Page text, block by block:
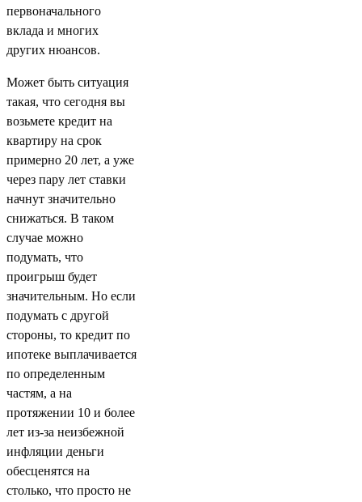
первоначального
вклада и многих
других нюансов.
Может быть ситуация
такая, что сегодня вы
возьмете кредит на
квартиру на срок
примерно 20 лет, а уже
через пару лет ставки
начнут значительно
снижаться. В таком
случае можно
подумать, что
проигрыш будет
значительным. Но если
подумать с другой
стороны, то кредит по
ипотеке выплачивается
по определенным
частям, а на
протяжении 10 и более
лет из-за неизбежной
инфляции деньги
обесценятся на
столько, что просто не